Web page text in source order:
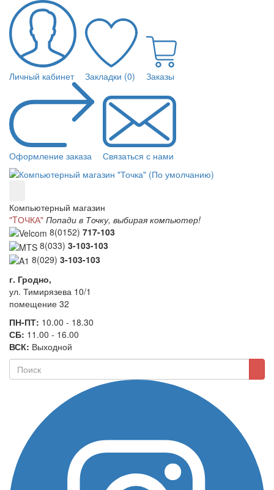
Личный кабинет Закладки (0) Заказы
Оформление заказа Связаться с нами
Компьютерный магазин
"TОЧКА" Попади в Точку, выбирая компьютер!
8(0152) 717-103
8(033) 3-103-103
8(029) 3-103-103
г. Гродно,
ул. Тимирязева 10/1
помещение 32
ПН-ПТ: 10.00 - 18.30
СБ: 11.00 - 16.00
ВСК: Выходной